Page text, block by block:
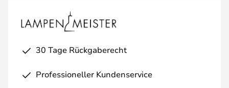
30 Tage Rückgaberecht
Professioneller Kundenservice